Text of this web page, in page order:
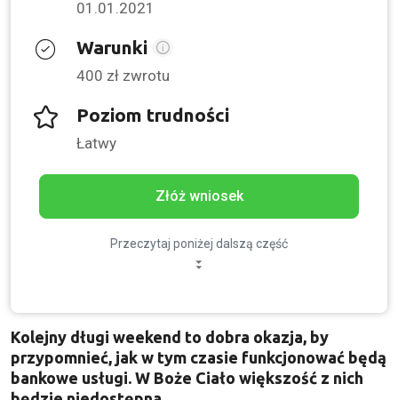
01.01.2021
Warunki
400 zł zwrotu
Poziom trudności
Łatwy
Złóż wniosek
Przeczytaj poniżej dalszą część
Kolejny długi weekend to dobra okazja, by
przypomnieć, jak w tym czasie funkcjonować będą
bankowe usługi. W Boże Ciało większość z nich